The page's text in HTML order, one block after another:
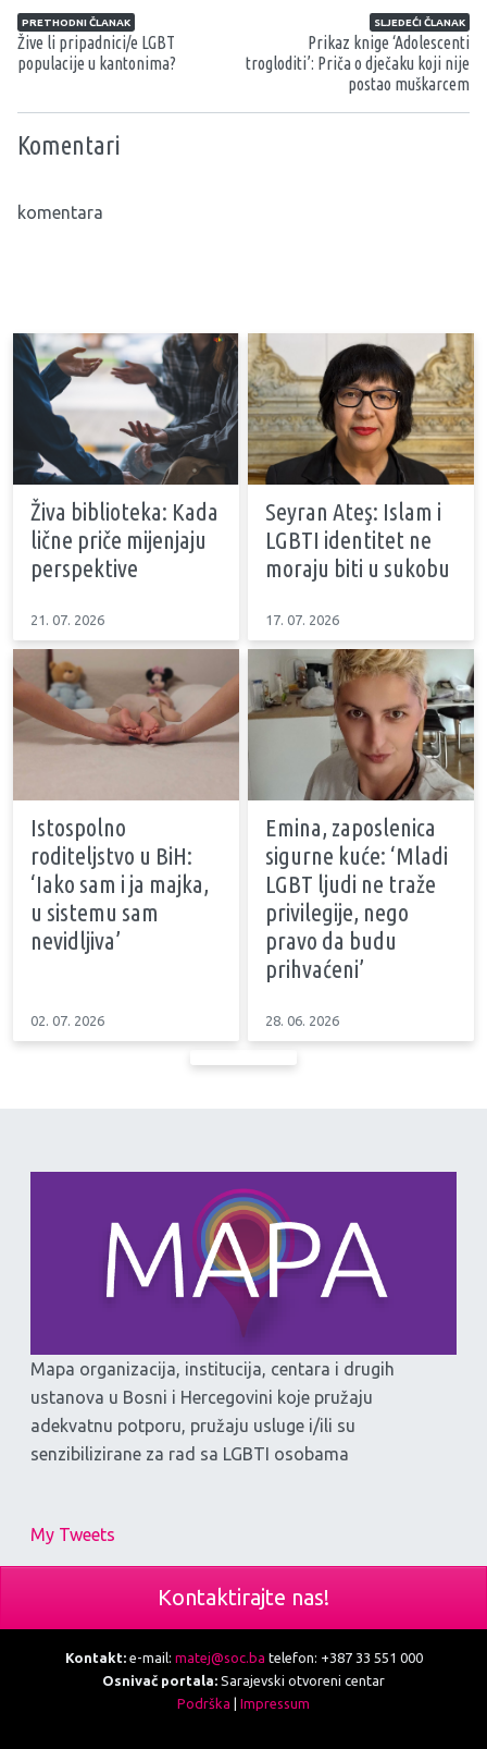
Navigacija članaka
PRETHODNI ČLANAK
Žive li pripadnici/e LGBT
populacije u kantonima?
SLJEDEĆI ČLANAK
Prikaz knige ‘Adolescenti
trogloditi’: Priča o dječaku koji nije
postao muškarcem
Komentari
komentara
Živa biblioteka: Kada
lične priče mijenjaju
perspektive
21. 07. 2026
Seyran Ateş: Islam i
LGBTI identitet ne
moraju biti u sukobu
17. 07. 2026
Istospolno
roditeljstvo u BiH:
‘Iako sam i ja majka,
u sistemu sam
nevidljiva’
02. 07. 2026
Emina, zaposlenica
sigurne kuće: ‘Mladi
LGBT ljudi ne traže
privilegije, nego
pravo da budu
prihvaćeni’
28. 06. 2026
Mapa organizacija, institucija, centara i drugih
ustanova u Bosni i Hercegovini koje pružaju
adekvatnu potporu, pružaju usluge i/ili su
senzibilizirane za rad sa LGBTI osobama
My Tweets
Kontaktirajte nas!
Kontakt:e-mail: matej@soc.ba telefon: +387 33 551 000
Osnivač portala: Sarajevski otvoreni centar
Podrška
Impressum